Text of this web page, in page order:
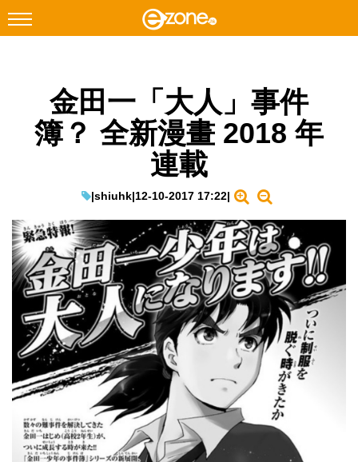
Facebook
科技焦點
教學評測
EduTech
IT Times
生成式AI與雲端應用
Enterprise Digital Transformation
特集
金田一「大人」事件
簿？ 全新漫畫 2018 年
連載
|shiuhk|12-10-2017 17:22|